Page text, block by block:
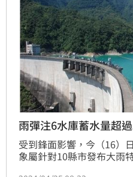
雨彈注6水庫蓄水量超
受到鋒面影響，今（16）
象屬針對10縣市發布大雨